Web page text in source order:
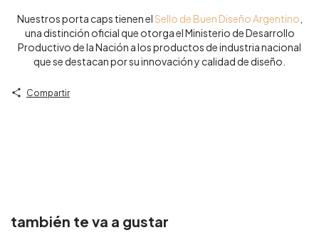
Nuestros porta caps tienen elSello de Buen Diseño Argentino
una distinción oficial que otorga el Ministerio de Desarrollo
Productivo de la Nación a los productos de industria nacional
que se destacan por su innovación y calidad de diseño.
Compartir
también te va a gustar